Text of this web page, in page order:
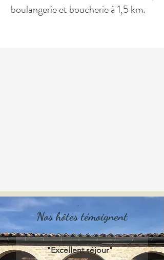
boulangerie et boucherie à 1,5 km.
Nos hôtes témoignent
"Excellent séjour"